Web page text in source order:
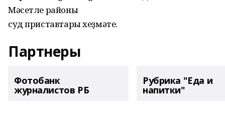
Мәсетле районы
суд приставтары хеҙмәте.
Партнеры
Фотобанк
журналистов РБ
Рубрика "Еда и
напитки"